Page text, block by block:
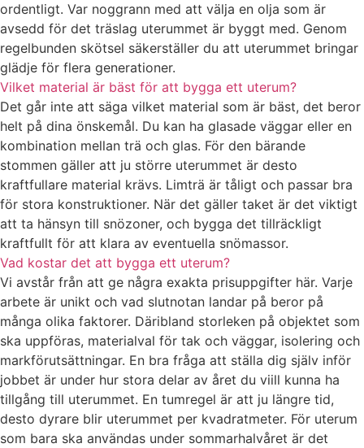
ordentligt. Var noggrann med att välja en olja som är
avsedd för det träslag uterummet är byggt med. Genom
regelbunden skötsel säkerställer du att uterummet bringar
glädje för flera generationer.
Vilket material är bäst för att bygga ett uterum?
Det går inte att säga vilket material som är bäst, det beror
helt på dina önskemål. Du kan ha glasade väggar eller en
kombination mellan trä och glas. För den bärande
stommen gäller att ju större uterummet är desto
kraftfullare material krävs. Limträ är tåligt och passar bra
för stora konstruktioner. När det gäller taket är det viktigt
att ta hänsyn till snözoner, och bygga det tillräckligt
kraftfullt för att klara av eventuella snömassor.
Vad kostar det att bygga ett uterum?
Vi avstår från att ge några exakta prisuppgifter här. Varje
arbete är unikt och vad slutnotan landar på beror på
många olika faktorer. Däribland storleken på objektet som
ska uppföras, materialval för tak och väggar, isolering och
markförutsättningar. En bra fråga att ställa dig själv inför
jobbet är under hur stora delar av året du viill kunna ha
tillgång till uterummet. En tumregel är att ju längre tid,
desto dyrare blir uterummet per kvadratmeter. För uterum
som bara ska användas under sommarhalvåret är det